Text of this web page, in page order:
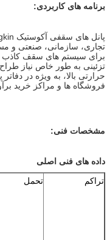
برنامه های کاربردی:
تجاری، سازمانی، صنعتی و
برای سیستم های سقف کاذب
تزئینی به طور خاص نیاز
حرارتی بالا، به ویژه در
فروشگاه ها و مراکز خرید
مشخصات فنی:
داده های فنی اصلی
تراکم
تحمل